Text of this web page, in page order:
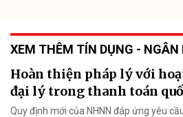
XEM THÊM TÍN DỤNG - NGÂN
Hoàn thiện pháp lý với
đại lý trong thanh toán
Quy định mới của NHNN đáp ứng yêu